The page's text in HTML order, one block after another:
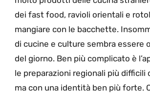
dei fast food, ravioli orientali e
mangiare con le bacchette.
di cucine e culture sembra essere
del giorno. Ben più complicato è
le preparazioni regionali più difficili
ma con una identità ben più forte.